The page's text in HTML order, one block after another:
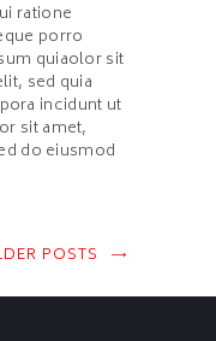
ratione
porro
quiaolor sit
sed quia
incidunt ut
sit amet,
do eiusmod
POSTS